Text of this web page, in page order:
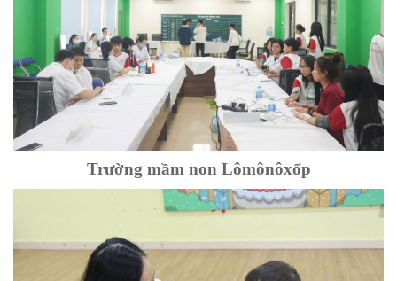
Trường mầm non Lômônôxốp